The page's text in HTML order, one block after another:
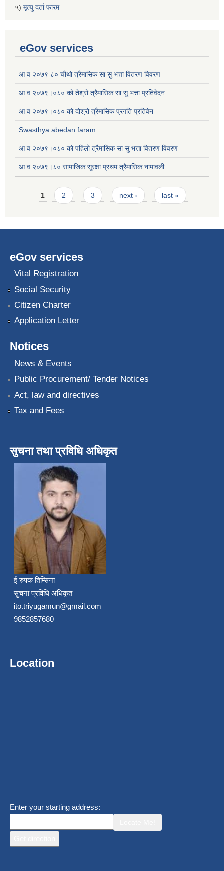
५) मृत्यु दर्ता फारम
eGov services
आ व २०७९ ८० चौथो त्रैमासिक सा सु भत्ता वितरण विवरण
आ व २०७९।०८० को तेश्रो त्रैमासिक सा सु भत्ता प्रतिवेदन
आ व २०७९।०८० को दोश्रो त्रैमासिक प्रगति प्रतिवेन
Swasthya abedan faram
आ व २०७९।०८० को पहिलो त्रैमासिक सा सु भत्ता वितरण विवरण
आ.व २०७९।८० सामाजिक सूरक्षा प्रथम त्रैमासिक नामावली
Pages
1 2 3 next › last »
eGov services
Vital Registration
Social Security
Citizen Charter
Application Letter
Notices
News & Events
Public Procurement/ Tender Notices
Act, law and directives
Tax and Fees
सुचना तथा प्रविधि अधिकृत
ई रुपक तिम्सिना
सुचना प्रविधि अधिकृत
ito.triyugamun@gmail.com
9852857680
Location
Enter your starting address: